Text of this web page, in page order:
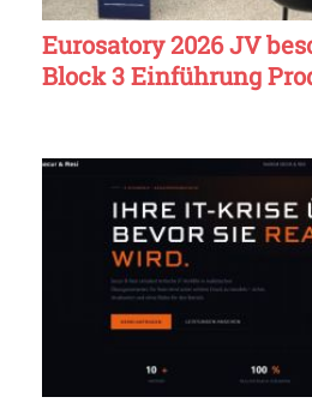
Eurosatory 2026 JV
Block 3 Einführung